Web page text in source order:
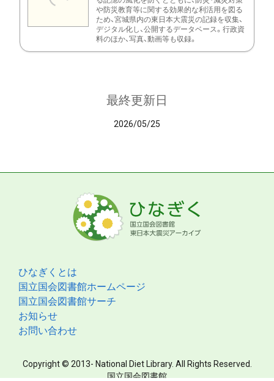
や防災教育等に関する効果的な利活用を図る
ため、宮城県内の東日本大震災の記録を収集、
デジタル化し、公開するデータベース。行政資
料のほか、写真、動画等も収録。
最終更新日
2026/05/25
ひなぎくとは
国立国会図書館ホームページ
国立国会図書館サーチ
お知らせ
お問い合わせ
Copyright © 2013- National Diet Library. All Rights Reserved.